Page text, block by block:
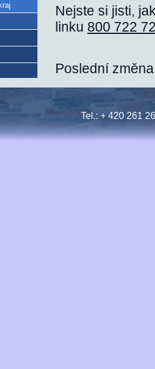
Nejste si jisti,
linku 800 722
Poslední
Tel.: + 420 261